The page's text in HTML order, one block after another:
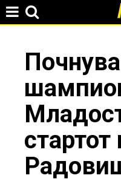
стартот